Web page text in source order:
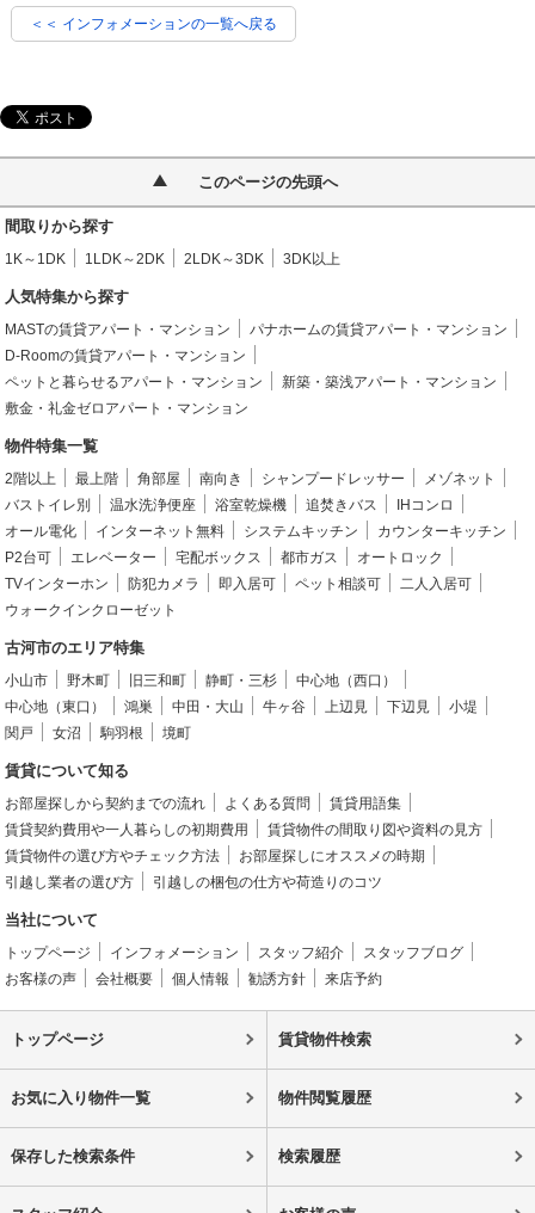
＜＜ インフォメーションの一覧へ戻る
このページの先頭へ
間取りから探す
1K～1DK 1LDK～2DK 2LDK～3DK 3DK以上
人気特集から探す
MASTの賃貸アパート・マンション
パナホームの賃貸アパート・マンション
D-Roomの賃貸アパート・マンション
ペットと暮らせるアパート・マンション
新築・築浅アパート・マンション
敷金・礼金ゼロアパート・マンション
物件特集一覧
2階以上 最上階 角部屋 南向き シャンプードレッサー
メゾネット
バストイレ別
温水洗浄便座 浴室乾燥機 追焚きバス
IHコンロ
オール電化
インターネット無料 システムキッチン
カウンターキッチン
P2台可
エレベーター 宅配ボックス 都市ガス
オートロック
TVインターホン
防犯カメラ 即入居可 ペット相談可
二人入居可
ウォークインクローゼット
古河市のエリア特集
小山市 野木町 旧三和町 静町・三杉
中心地（西口）
中心地（東口）
鴻巣 中田・大山 牛ヶ谷 上辺見 下辺見
小堤
関戸
女沼 駒羽根 境町
賃貸について知る
お部屋探しから契約までの流れ よくある質問
賃貸用語集
賃貸契約費用や一人暮らしの初期費用
賃貸物件の間取り図や資料の見方
賃貸物件の選び方やチェック方法
お部屋探しにオススメの時期
引越し業者の選び方
引越しの梱包の仕方や荷造りのコツ
当社について
トップページ インフォメーション スタッフ紹介
スタッフブログ
お客様の声
会社概要 個人情報 勧誘方針 来店予約
トップページ 賃貸物件検索
お気に入り物件一覧 物件閲覧履歴
保存した検索条件 検索履歴